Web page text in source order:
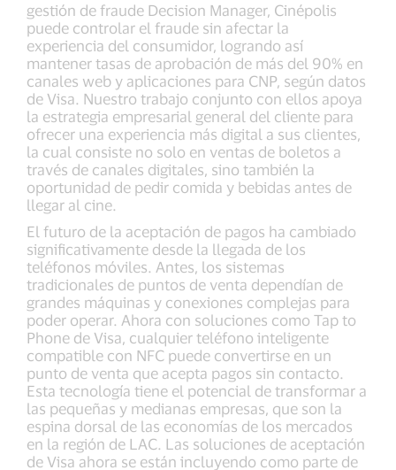
gestión de fraude Decision Manager, Cinépolis
puede controlar el fraude sin afectar la
experiencia del consumidor, logrando así
mantener tasas de aprobación de más del 90% en
canales web y aplicaciones para CNP, según datos
de Visa. Nuestro trabajo conjunto con ellos apoya
la estrategia empresarial general del cliente para
ofrecer una experiencia más digital a sus clientes,
la cual consiste no solo en ventas de boletos a
través de canales digitales, sino también la
oportunidad de pedir comida y bebidas antes de
llegar al cine.
El futuro de la aceptación de pagos ha cambiado
significativamente desde la llegada de los
teléfonos móviles. Antes, los sistemas
tradicionales de puntos de venta dependían de
grandes máquinas y conexiones complejas para
poder operar. Ahora con soluciones como Tap to
Phone de Visa, cualquier teléfono inteligente
compatible con NFC puede convertirse en un
punto de venta que acepta pagos sin contacto.
Esta tecnología tiene el potencial de transformar a
las pequeñas y medianas empresas, que son la
espina dorsal de las economías de los mercados
en la región de LAC. Las soluciones de aceptación
de Visa ahora se están incluyendo como parte de